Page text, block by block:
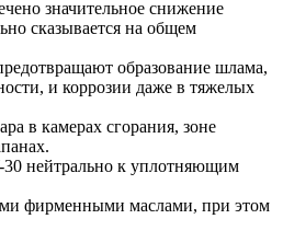
значительное снижение
сказывается на общем
образование шлама,
и коррозии даже в тяжелых
в камерах сгорания, зоне
нейтрально к уплотняющим
фирменными маслами, при этом